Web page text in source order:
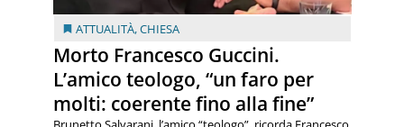
ATTUALITÀ,CHIESA
Morto Francesco Guccini.
L’amico teologo, “un faro per
molti: coerente fino alla fine”